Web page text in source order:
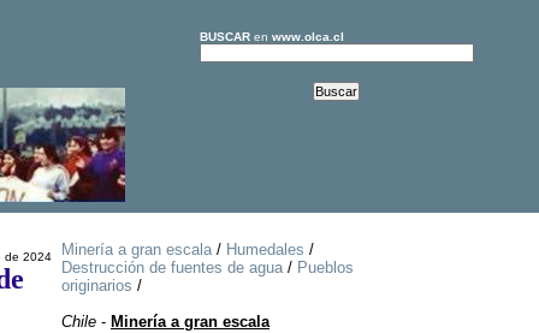
BUSCARen www.olca.cl
de 2024 Minería a gran escala/ Humedales /
Destrucción de fuentes de agua/ Pueblos
originarios /
Chile- Minería a gran escala